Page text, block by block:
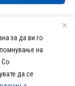
за да ви го
на
Со
да се